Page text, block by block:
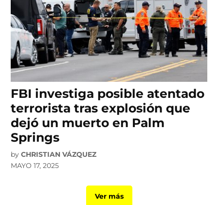
FBI investiga posible atentado
terrorista tras explosión que
dejó un muerto en Palm
Springs
by CHRISTIAN VÁZQUEZ
MAYO 17, 2025
Ver más